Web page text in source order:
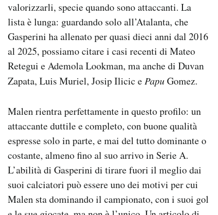
valorizzarli, specie quando sono attaccanti. La
lista è lunga: guardando solo all’Atalanta, che
Gasperini ha allenato per quasi dieci anni dal 2016
al 2025, possiamo citare i casi recenti di Mateo
Retegui e Ademola Lookman, ma anche di Duvan
Zapata, Luis Muriel, Josip Ilicic e PapuGomez.
Malen rientra perfettamente in questo profilo: un
attaccante duttile e completo, con buone qualità
espresse solo in parte, e mai del tutto dominante o
costante, almeno fino al suo arrivo in Serie A.
L’abilità di Gasperini di tirare fuori il meglio dai
suoi calciatori può essere uno dei motivi per cui
Malen sta dominando il campionato, con i suoi gol